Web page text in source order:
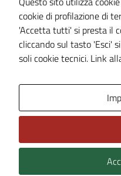
Note legali
Dichiarazione di accessibilità
Piano di miglioramento del
Technical Design
cookie di profilazione di
'Accetta tutti' si presta il
cliccando sul tasto 'Esci'
soli cookie tecnici. Link